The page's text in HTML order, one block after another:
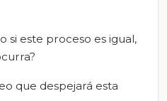
si este proceso es igual,
que despejará esta